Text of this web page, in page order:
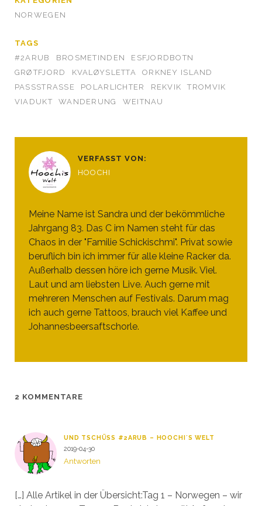
NORWEGEN
TAGS
#2ARUB
BROSMETINDEN
ESFJORDBOTN
GRØTFJORD
KVALØYSLETTA
ORKNEY ISLAND
PASSSTRASSE
POLARLICHTER REKVIK
TROMVIK
VIADUKT
WANDERUNG WEITNAU
VERFASST VON:
HOOCHI
Meine Name ist Sandra und der bekömmliche
Jahrgang 83. Das C im Namen steht für das
Chaos in der "Familie Schickischmi". Privat sowie
beruflich bin ich immer für alle kleine Racker da.
Außerhalb dessen höre ich gerne Musik. Viel.
Laut und am liebsten Live. Auch gerne mit
mehreren Menschen auf Festivals. Darum mag
ich auch gerne Tattoos, brauch viel Kaffee und
Johannesbeersaftschorle.
2 KOMMENTARE
UND TSCHÜSS #2ARUB – HOOCHI´S WELT
2019-04-30
Antworten
[…] Alle Artikel in der Übersicht:Tag 1 – Norwegen – wir